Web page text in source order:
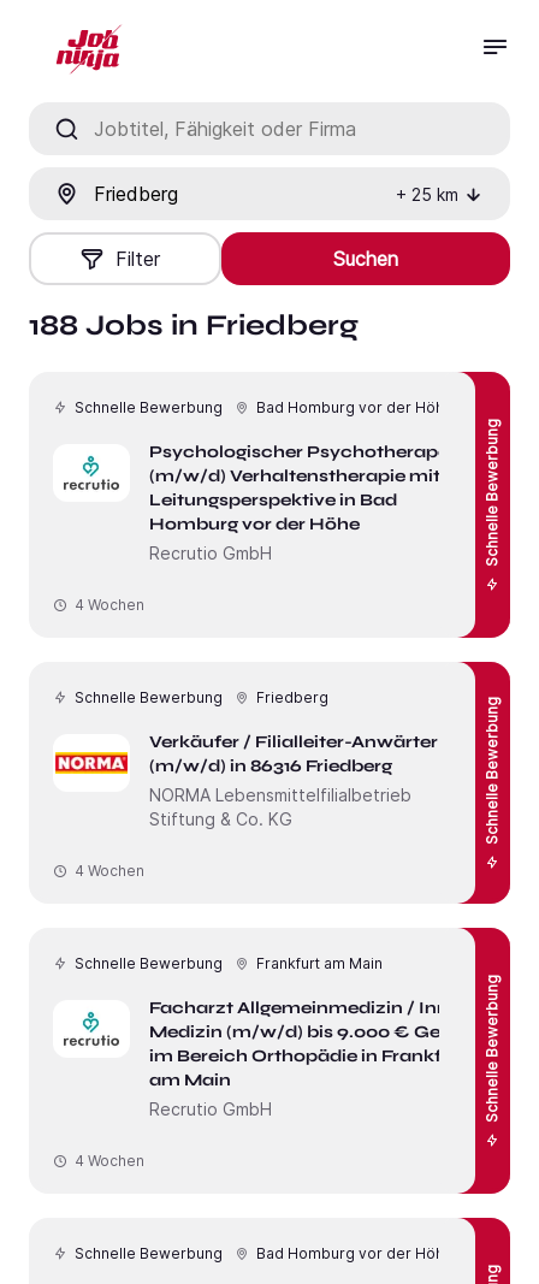
+ 25 km
Filter Suchen
188 Jobs in Friedberg
Schnelle Bewerbung Bad Homburg vor der Höhe
Psychologischer Psychotherapeut
(m/w/d) Verhaltenstherapie mit
Leitungsperspektive in Bad
Homburg vor der Höhe
Recrutio GmbH
Schnelle Bewerbung
4 Wochen
Schnelle Bewerbung Friedberg
Verkäufer / Filialleiter-Anwärter
(m/w/d) in 86316 Friedberg
NORMA Lebensmittelfilialbetrieb
Stiftung & Co. KG
Schnelle Bewerbung
4 Wochen
Schnelle Bewerbung Frankfurt am Main
Facharzt Allgemeinmedizin / Innere
Medizin (m/w/d) bis 9.000 € Gehalt
im Bereich Orthopädie in Frankfurt
am Main
Recrutio GmbH
Schnelle Bewerbung
4 Wochen
Schnelle Bewerbung Bad Homburg vor der Höhe